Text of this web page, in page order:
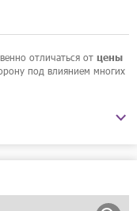
отличаться от цены
под влиянием многих